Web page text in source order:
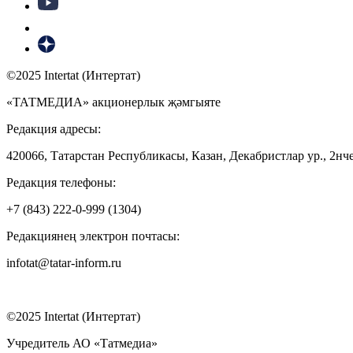
©2025 Intertat (Интертат)
«ТАТМЕДИА» акционерлык җәмгыяте
Редакция адресы:
420066, Татарстан Республикасы, Казан, Декабристлар ур.,
Редакция телефоны:
+7 (843) 222-0-999 (1304)
Редакциянең электрон почтасы:
infotat@tatar-inform.ru
©2025 Intertat (Интертат)
Учредитель АО «Татмедиа»